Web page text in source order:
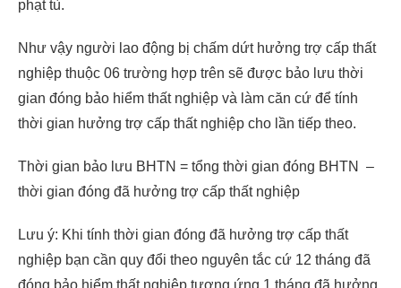
phạt tù.
Như vậy người lao động bị chấm dứt hưởng trợ cấp thất
nghiệp thuộc 06 trường hợp trên sẽ được bảo lưu thời
gian đóng bảo hiểm thất nghiệp và làm căn cứ để tính
thời gian hưởng trợ cấp thất nghiệp cho lần tiếp theo.
Thời gian bảo lưu BHTN = tổng thời gian đóng BHTN –
thời gian đóng đã hưởng trợ cấp thất nghiệp
Lưu ý: Khi tính thời gian đóng đã hưởng trợ cấp thất
nghiệp bạn cần quy đổi theo nguyên tắc cứ 12 tháng đã